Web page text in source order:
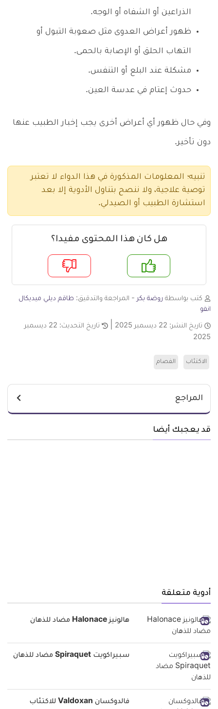
الذراعين أو الشفاه أو الوجه.
ظهور أعراض العدوى مثل صعوبة التبول أو
التهاب الحلق أو الإصابة بالحمى.
مشكلة عند البلع أو التنفس.
حدوث إعتام في عدسة العين.
وفي حال ظهور أي أعراض أخرى يجب إخبار الطبيب عنها
دون تأخير.
تنبيه؛ المعلومات المذكورة في هذا الدواء لا تعتبر
توصية علاجية، ولا ننصح بتناول الأدوية إلا بعد
استشارة الطبيب أو الصيدلي.
هل كان هذا المحتوى مفيدا؟
لا
كتب بواسطة روضة بكر - المراجعة والتدقيق: طاقم ديلي ميديكال
انفو
تاريخ النشر: 22 ديسمبر 2025 تاريخ التحديث:
22 ديسمبر
2025
الاكتئاب الفصام
المراجع
قد يعجبك أيضا
أدوية متعلقة
هالونيز Halonace مضاد للذهان
سبيراكويت Spiraquet مضاد للذهان
فالدوكسان Valdoxan للاكتئاب